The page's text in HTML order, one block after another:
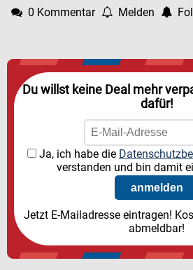
0 Kommentar Melden
Du willst keine Deal mehr
dafür!
Ja, ich habe die
verstanden und bin damit
Jetzt E-Mailadresse eintragen!
abmeldbar!